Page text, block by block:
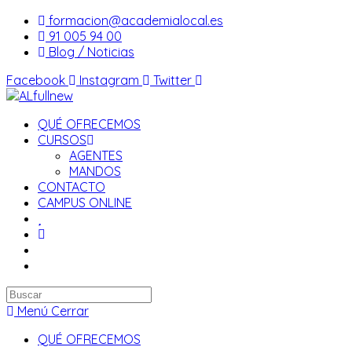
Saltar
contenido
formacion@academialocal.es
91 005 94 00
Blog / Noticias
Facebook
Instagram Twitter
QUÉ OFRECEMOS
CURSOS
AGENTES
MANDOS
CONTACTO
CAMPUS ONLINE
Buscar
en
web
Menú Cerrar
QUÉ OFRECEMOS